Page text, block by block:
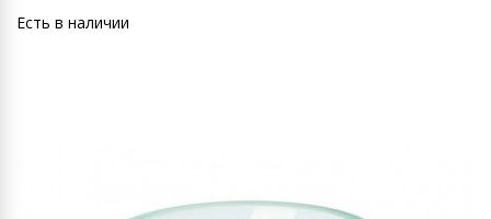
Есть в наличии